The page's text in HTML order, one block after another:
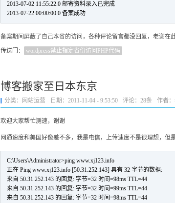
2013-07-02 11:55:22.0 邮寄资料录入已完成
2013-07-22 00:00:00.0 备案成功
备案期间屏蔽了自己本省的访问，各种评论留言都没回复，老谢在
传送门： wordpress禁止指定省份访问PHP代码
博客搬家至日本东京
分类： 网站运营 日期：2011-11-04 - 9:53:50 评论： 28条 作者
欢迎大家帮忙测速，谢谢
网通速度和美国好像差不多，我是电信，上传速度不是很理想，但
C:\Users\Administrator>ping www.xj123.info
正在 Ping www.xj123.info [50.31.252.143] 具有 32 字节的数据:
来自 50.31.252.143 的回复: 字节=32 时间=98ms TTL=44
来自 50.31.252.143 的回复: 字节=32 时间=99ms TTL=44
来自 50.31.252.143 的回复: 字节=32 时间=98ms TTL=44